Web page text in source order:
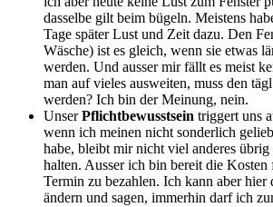
dasselbe gilt beim bügeln. Meistens
Tage später Lust und Zeit dazu. Den
Wäsche) ist es gleich, wenn sie etwas
werden. Und ausser mir fällt es meist
man auf vieles ausweiten, muss den
werden? Ich bin der Meinung, nein.
UnserPflichtbewusstsein triggert uns
wenn ich meinen nicht sonderlich
habe, bleibt mir nicht viel anderes übrig
halten. Ausser ich bin bereit die Kosten
Termin zu bezahlen. Ich kann aber hier
ändern und sagen, immerhin darf ich